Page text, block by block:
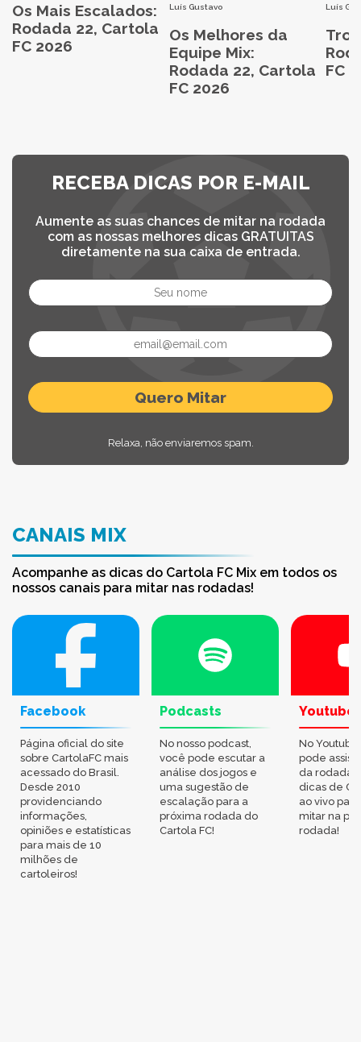
Os Mais Escalados:
Rodada 22, Cartola
FC 2026
Luís Gustavo
Os Melhores da
Equipe Mix:
Rodada 22, Cartola
FC 2026
Luís
FC
RECEBA DICAS POR E-MAIL
Aumente as suas chances de mitar na rodada
com as nossas melhores dicas GRATUITAS
diretamente na sua caixa de entrada.
Relaxa, não enviaremos spam.
CANAIS MIX
Acompanhe as dicas do Cartola FC Mix em todos os
nossos canais para mitar nas rodadas!
Facebook
Página oficial do site
sobre CartolaFC mais
acessado do Brasil.
Desde 2010
providenciando
informações,
opiniões e estatísticas
para mais de 10
milhões de
cartoleiros!
Podcasts
No nosso podcast,
você pode escutar a
análise dos jogos e
uma sugestão de
escalação para a
próxima rodada do
Cartola FC!
Youtube
No
pode
da rodada,
dicas de
ao vivo
mitar na
rodada!